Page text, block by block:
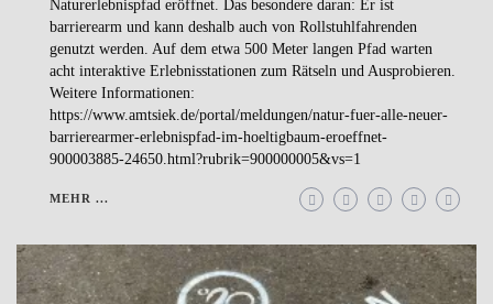
Naturerlebnispfad eröffnet. Das besondere daran: Er ist
barrierearm und kann deshalb auch von Rollstuhlfahrenden
genutzt werden. Auf dem etwa 500 Meter langen Pfad warten
acht interaktive Erlebnisstationen zum Rätseln und Ausprobieren.
Weitere Informationen:
https://www.amtsiek.de/portal/meldungen/natur-fuer-alle-neuer-
barrierearmer-erlebnispfad-im-hoeltigbaum-eroeffnet-
900003885-24650.html?rubrik=900000005&vs=1
MEHR ...